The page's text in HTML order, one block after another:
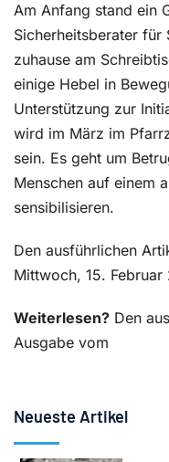
Am Anfang stand ein
Sicherheitsberater für
zuhause am
einige Hebel in
Unterstützung zur
wird im März im
sein. Es geht um
Menschen auf einem
sensibilisieren.
Den ausführlichen
Mittwoch, 15. Februar
Weiterlesen? Den
Ausgabe vom
Neueste Artikel